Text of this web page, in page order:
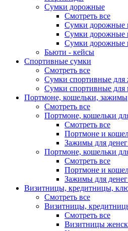
Сумки дорожные
Смотреть все
Сумки дорожные
Сумки дорожные
Сумки дорожные
Бьюти - кейсы
Спортивные сумки
Смотреть все
Сумки спортивные
Сумки спортивные
Портмоне, кошельки, зажимы
Смотреть все
Портмоне, кошельки
Смотреть все
Портмоне и
Зажимы для
Портмоне, кошельки
Смотреть все
Портмоне и
Зажимы для
Визитницы, кредитницы,
Смотреть все
Визитницы,
Смотреть все
Визитницы